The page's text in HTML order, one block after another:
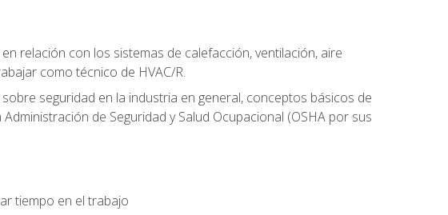
relación con los sistemas de calefacción, ventilación, aire
como técnico de HVAC/R.
seguridad en la industria en general, conceptos básicos de
de Seguridad y Salud Ocupacional (OSHA por sus
tiempo en el trabajo